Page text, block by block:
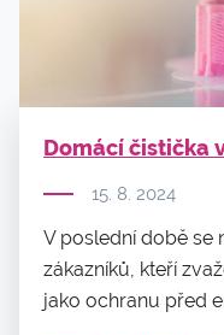
Domácí čistička
15. 8. 2024
V poslední době se
zákazníků, kteří
jako ochranu před